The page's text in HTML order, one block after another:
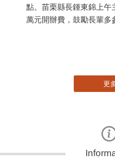
點。苗栗縣長鍾東錦上午
萬元開辦費，鼓勵長輩多
更